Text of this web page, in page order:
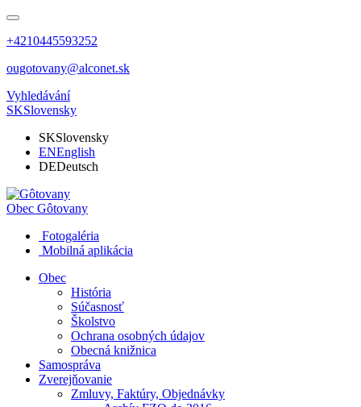
+4210445593252
ougotovany@alconet.sk
Vyhledávání
SKSlovensky
SKSlovensky
ENEnglish
DEDeutsch
Obec Gôtovany
Fotogaléria
Mobilná aplikácia
Obec
História
Súčasnosť
Školstvo
Ochrana osobných údajov
Obecná knižnica
Samospráva
Zverejňovanie
Zmluvy, Faktúry, Objednávky